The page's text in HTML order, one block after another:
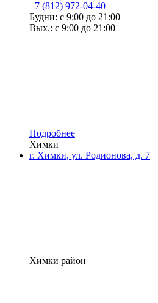
+7 (812) 972-04-40
Будни: с 9:00 до 21:00
Вых.: с 9:00 до 21:00
Подробнее
Химки
г. Химки, ул. Родионова, д. 7
Химки район